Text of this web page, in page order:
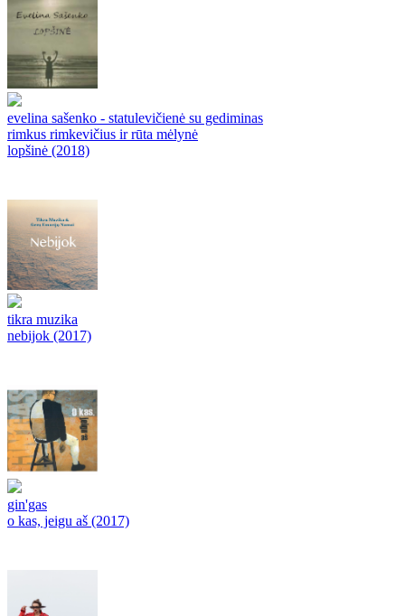
evelina sašenko - statulevičienė su gediminas
rimkus rimkevičius ir rūta mėlynė
lopšinė (2018)
tikra muzika
nebijok (2017)
gin'gas
o kas, jeigu aš (2017)